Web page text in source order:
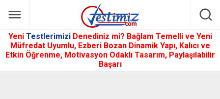
Yeni Testlerimizi Denediniz mi? Bağlam Temelli ve Yeni
Müfredat Uyumlu, Ezberi Bozan Dinamik Yapı, Kalıcı ve
Etkin Öğrenme, Motivasyon Odaklı Tasarım, Paylaşılabilir
Başarı